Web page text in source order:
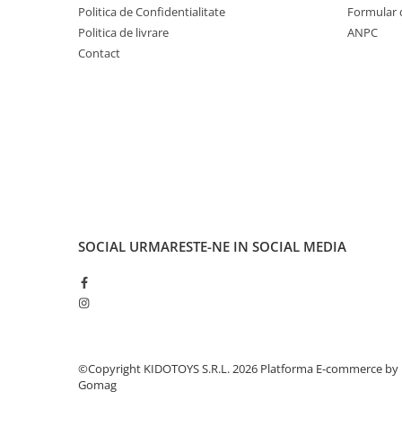
Manete frana bicicleta
Manete schimbator bicicleta
Manete mixte frana - schimbator
Manusi bicicleta
Imbracaminte ciclism dama
Politica de Confidentialitate
Politica de livrare
Contact
Formular
ANPC
SOCIAL URMARESTE-NE IN SOCIAL MEDIA
©Copyright KIDOTOYS S.R.L. 2026 Platforma E-commerce by
Gomag